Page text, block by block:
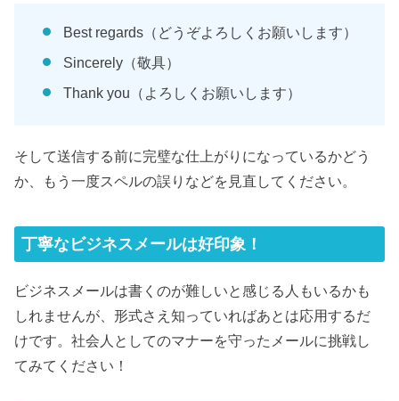
Best regards（どうぞよろしくお願いします）
Sincerely（敬具）
Thank you（よろしくお願いします）
そして送信する前に完璧な仕上がりになっているかどう
か、もう一度スペルの誤りなどを見直してください。
丁寧なビジネスメールは好印象！
ビジネスメールは書くのが難しいと感じる人もいるかも
しれませんが、形式さえ知っていればあとは応用するだ
けです。社会人としてのマナーを守ったメールに挑戦し
てみてください！